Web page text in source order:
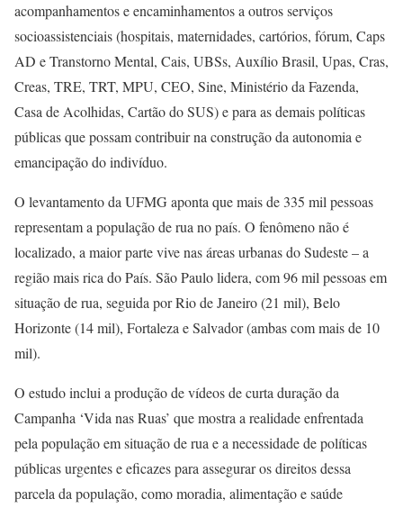
acompanhamentos e encaminhamentos a outros serviços
socioassistenciais (hospitais, maternidades, cartórios, fórum, Caps
AD e Transtorno Mental, Cais, UBSs, Auxílio Brasil, Upas, Cras,
Creas, TRE, TRT, MPU, CEO, Sine, Ministério da Fazenda,
Casa de Acolhidas, Cartão do SUS) e para as demais políticas
públicas que possam contribuir na construção da autonomia e
emancipação do indivíduo.
O levantamento da UFMG aponta que mais de 335 mil pessoas
representam a população de rua no país. O fenômeno não é
localizado, a maior parte vive nas áreas urbanas do Sudeste – a
região mais rica do País. São Paulo lidera, com 96 mil pessoas em
situação de rua, seguida por Rio de Janeiro (21 mil), Belo
Horizonte (14 mil), Fortaleza e Salvador (ambas com mais de 10
mil).
O estudo inclui a produção de vídeos de curta duração da
Campanha ‘Vida nas Ruas’ que mostra a realidade enfrentada
pela população em situação de rua e a necessidade de políticas
públicas urgentes e eficazes para assegurar os direitos dessa
parcela da população, como moradia, alimentação e saúde